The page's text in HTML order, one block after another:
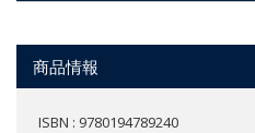
商品情報
ISBN : 9780194789240